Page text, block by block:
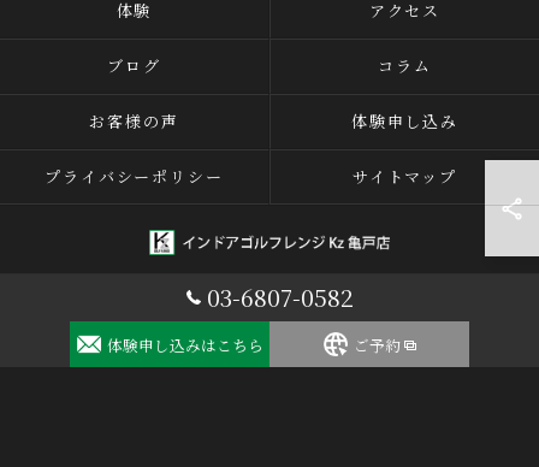
03-6807-0582
体験申し込みはこちら ご予約
体験 アクセス
ブログ コラム
お客様の声 体験申し込み
プライバシーポリシー サイトマップ
© 2026 東京都江東区のゴルフならインドアゴルフレンジ Kz 亀戸店 ALL
RIGHTS RESERVED.